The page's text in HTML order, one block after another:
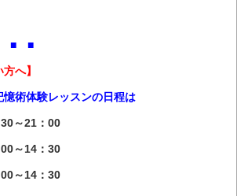
■ ■
へ】
体験レッスンの日程は
～21：00
～14：30
～14：30